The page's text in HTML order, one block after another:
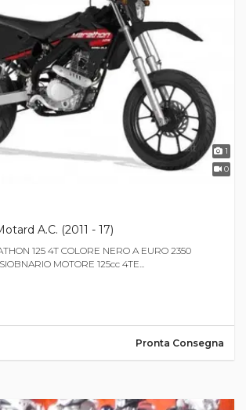
1
0
A.C. (2011 - 17)
125 4T COLORE NERO A EURO 2350
MOTORE 125cc 4TE...
Pronta Consegna